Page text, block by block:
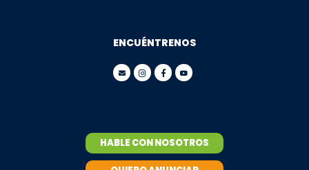
ENCUÉNTRENOS
HABLE CON NOSOTROS